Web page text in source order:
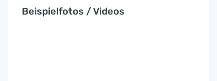
Beispielfotos / Videos